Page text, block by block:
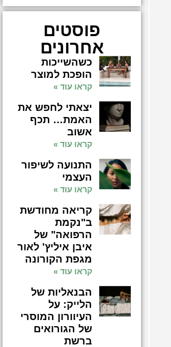
פוסטים
אחרונים
כשהשייכות
הופכת למוצר
קראו עוד »
יצאתי לחפש את
האמת… תכף
אשוב
קראו עוד »
התנועה לשיפור
העצמי
קראו עוד »
קריאה מחודשת
ב"נקמת
הרפואה" של
איבן איליץ' לאור
מגפת הקורונה
קראו עוד »
הבנאליות של
הלייק: על
העיוורון המוסרי
של הגורואים
ברשת